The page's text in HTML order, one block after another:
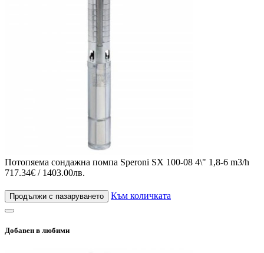
Потопяема сондажна помпа Speroni SX 100-08 4\" 1,8-6 m3/h
717.34€ / 1403.00лв.
Продължи с пазаруването Към количката
Добавен в любими